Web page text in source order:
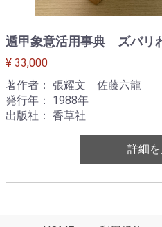
遁甲象意活用事典 ズバリ
¥ 33,000
著作者： 張耀文 佐藤六龍
発行年： 1988年
出版社： 香草社
詳細